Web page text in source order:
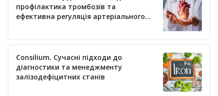
профілактика тромбозів та
ефективна регуляція артеріального
Consilium. Сучасні підходи до
діагностики та менеджменту
залізодефіцитних станів